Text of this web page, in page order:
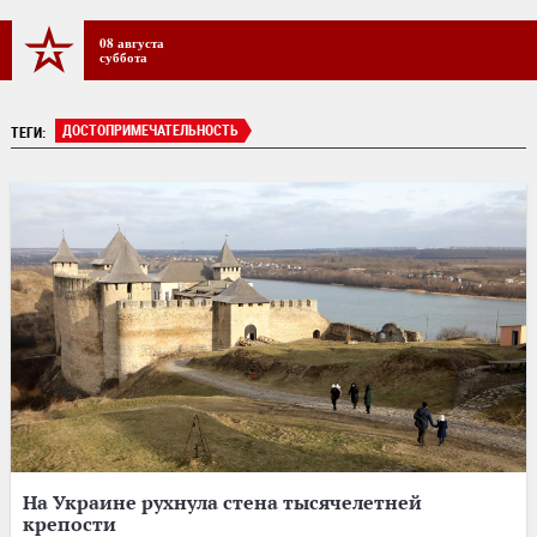
08 августа
суббота
ТЕГИ: ДОСТОПРИМЕЧАТЕЛЬНОСТЬ
На Украине рухнула стена тысячелетней
крепости